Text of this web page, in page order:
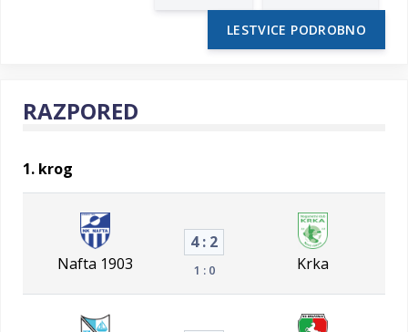
LESTVICE PODROBNO
RAZPORED
1. krog
Nafta 1903
4 : 2
1 : 0 Krka